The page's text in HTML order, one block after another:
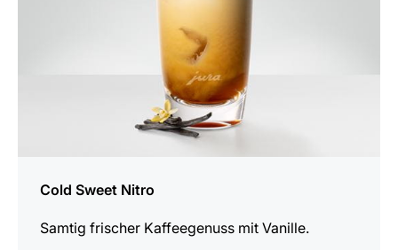
Cold Sweet Nitro
Samtig frischer Kaffeegenuss mit Vanille.